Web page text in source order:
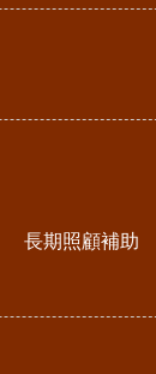
長期照顧補助